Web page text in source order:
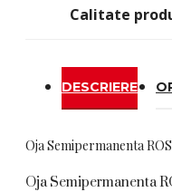
Calitate
DESCRIERE
Oja Semipermanenta
Oja Semipermanenta